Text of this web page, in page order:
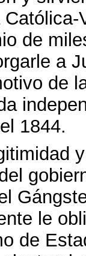
de
a
de
1844.
le
de